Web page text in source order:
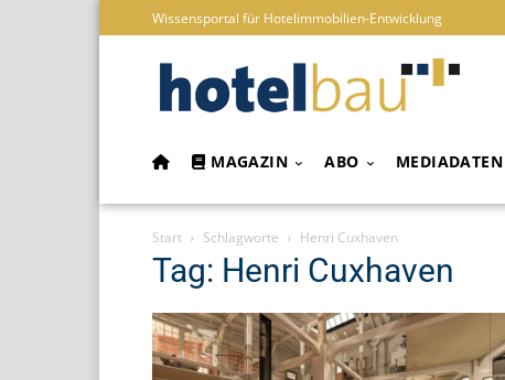
Wissensportal für Hotelimmobilien-Entwicklung
MAGAZIN ABO MEDIADATEN
Start Schlagworte Henri Cuxhaven
Tag: Henri Cuxhaven